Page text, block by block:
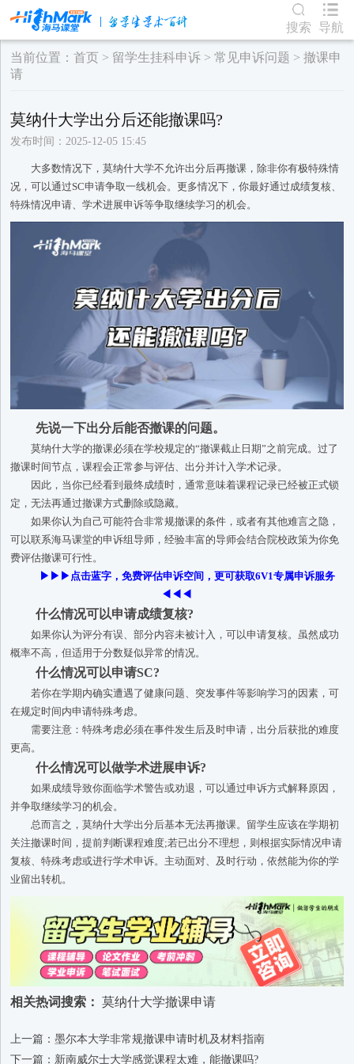
搜索 导航
当前位置：首页 > 留学生挂科申诉 >常见申诉问题 >撤课申
请
莫纳什大学出分后还能撤课吗?
发布时间：2025-12-05 15:45
大多数情况下，莫纳什大学不允许出分后再撤课，除非你有极特殊情
况，可以通过SC申请争取一线机会。更多情况下，你最好通过成绩复核、
特殊情况申请、学术进展申诉等争取继续学习的机会。
先说一下出分后能否撤课的问题。
莫纳什大学的撤课必须在学校规定的“撤课截止日期”之前完成。过了
撤课时间节点，课程会正常参与评估、出分并计入学术记录。
因此，当你已经看到最终成绩时，通常意味着课程记录已经被正式锁
定，无法再通过撤课方式删除或隐藏。
如果你认为自己可能符合非常规撤课的条件，或者有其他难言之隐，
可以联系海马课堂的申诉组导师，经验丰富的导师会结合院校政策为你免
费评估撤课可行性。
▶▶▶点击蓝字，免费评估申诉空间，更可获取6V1专属申诉服务
◀◀◀
什么情况可以申请成绩复核?
如果你认为评分有误、部分内容未被计入，可以申请复核。虽然成功
概率不高，但适用于分数疑似异常的情况。
什么情况可以申请SC?
若你在学期内确实遭遇了健康问题、突发事件等影响学习的因素，可
在规定时间内申请特殊考虑。
需要注意：特殊考虑必须在事件发生后及时申请，出分后获批的难度
更高。
什么情况可以做学术进展申诉?
如果成绩导致你面临学术警告或劝退，可以通过申诉方式解释原因，
并争取继续学习的机会。
总而言之，莫纳什大学出分后基本无法再撤课。留学生应该在学期初
关注撤课时间，提前判断课程难度;若已出分不理想，则根据实际情况申请
复核、特殊考虑或进行学术申诉。主动面对、及时行动，依然能为你的学
业留出转机。
相关热词搜索： 莫纳什大学撤课申请
上一篇：墨尔本大学非常规撤课申请时机及材料指南
下一篇：新南威尔士大学感觉课程太难，能撤课吗?